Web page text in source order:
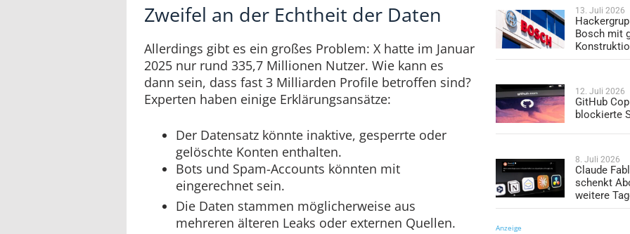
Zweifel an der Echtheit der Daten
Allerdings gibt es ein großes Problem: X hatte im Januar
2025 nur rund 335,7 Millionen Nutzer. Wie kann es
dann sein, dass fast 3 Milliarden Profile betroffen sind?
Experten haben einige Erklärungsansätze:
Der Datensatz könnte inaktive, gesperrte oder
gelöschte Konten enthalten.
Bots und Spam-Accounts könnten mit
eingerechnet sein.
Die Daten stammen möglicherweise aus
mehreren älteren Leaks oder externen Quellen.
13. Juli 2026
Bosch mit
12. Juli 2026
GitHub
blockierte
8. Juli 2026
Claude
schenkt
weitere
Anzeige